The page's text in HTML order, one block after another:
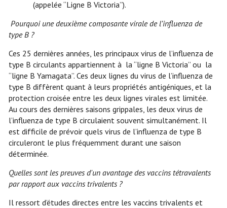
(appelée “Ligne B Victoria”).
Pourquoi une deuxième composante virale de l’influenza de
type B ?
Ces 25 dernières années, les principaux virus de l’influenza de
type B circulants appartiennent à la “ligne B Victoria” ou la
“ligne B Yamagata”. Ces deux lignes du virus de l’influenza de
type B diffèrent quant à leurs propriétés antigéniques, et la
protection croisée entre les deux lignes virales est limitée.
Au cours des dernières saisons grippales, les deux virus de
l’influenza de type B circulaient souvent simultanément. Il
est difficile de prévoir quels virus de l’influenza de type B
circuleront le plus fréquemment durant une saison
déterminée.
Quelles sont les preuves d'un avantage des vaccins tétravalents
par rapport aux vaccins trivalents ?
Il ressort d’études directes entre les vaccins trivalents et